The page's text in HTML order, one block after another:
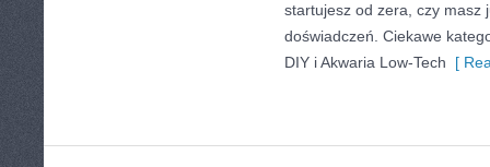
startujesz od zera, czy masz
doświadczeń. Ciekawe
DIY i Akwaria Low-Tech [